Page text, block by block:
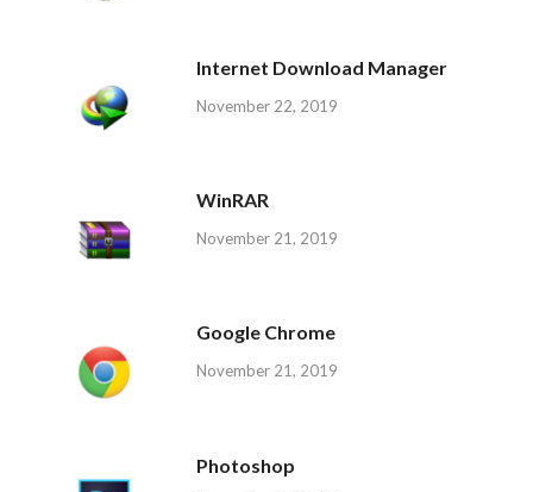
Internet Download Manager
November 22, 2019
WinRAR
November 21, 2019
Google Chrome
November 21, 2019
Photoshop